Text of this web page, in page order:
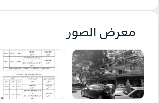
معرض الصور